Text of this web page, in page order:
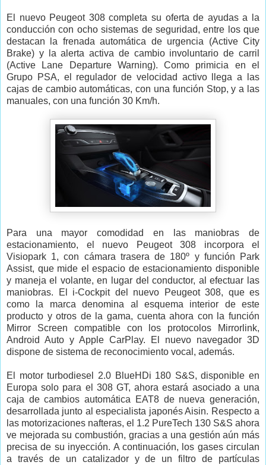
El nuevo Peugeot 308 completa su oferta de ayudas a la
conducción con ocho sistemas de seguridad, entre los que
destacan la frenada automática de urgencia (Active City
Brake) y la alerta activa de cambio involuntario de carril
(Active Lane Departure Warning). Como primicia en el
Grupo PSA, el regulador de velocidad activo llega a las
cajas de cambio automáticas, con una función Stop, y a las
manuales, con una función 30 Km/h.
Para una mayor comodidad en las maniobras de
estacionamiento, el nuevo Peugeot 308 incorpora el
Visiopark 1, con cámara trasera de 180º y función Park
Assist, que mide el espacio de estacionamiento disponible
y maneja el volante, en lugar del conductor, al efectuar las
maniobras. El i-Cockpit del nuevo Peugeot 308, que es
como la marca denomina al esquema interior de este
producto y otros de la gama, cuenta ahora con la función
Mirror Screen compatible con los protocolos Mirrorlink,
Android Auto y Apple CarPlay. El nuevo navegador 3D
dispone de sistema de reconocimiento vocal, además.
El motor turbodiesel 2.0 BlueHDi 180 S&S, disponible en
Europa solo para el 308 GT, ahora estará asociado a una
caja de cambios automática EAT8 de nueva generación,
desarrollada junto al especialista japonés Aisin. Respecto a
las motorizaciones nafteras, el 1.2 PureTech 130 S&S ahora
ve mejorada su combustión, gracias a una gestión aún más
precisa de su inyección. A continuación, los gases circulan
a través de un catalizador y de un filtro de partículas